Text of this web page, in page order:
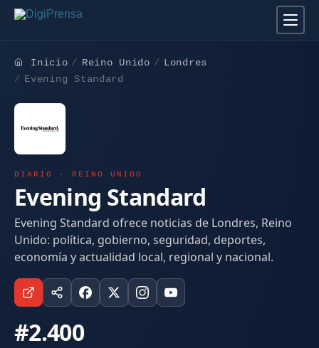
Inicio Reino Unido
Londres
Evening Standard
DIARIO · REINO UNIDO
Evening Standard
Evening Standard ofrece noticias de Londres, Reino
Unido: política, gobierno, seguridad, deportes,
economía y actualidad local, regional y nacional.
#2.400